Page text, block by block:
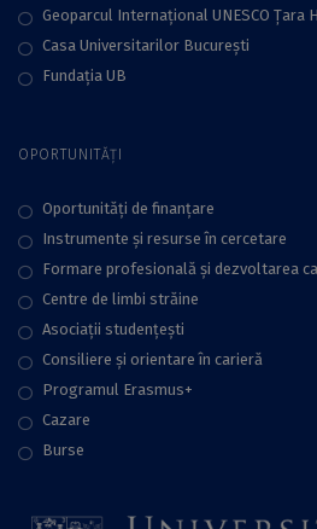
Geoparcul Internațional UNESCO Țara
Casa Universitarilor București
Fundaţia UB
OPORTUNITĂȚI
Oportunități de finanțare
Instrumente și resurse în cercetare
Formare profesională și dezvoltarea
Centre de limbi străine
Asociații studențești
Consiliere şi orientare în carieră
Programul Erasmus+
Cazare
Burse